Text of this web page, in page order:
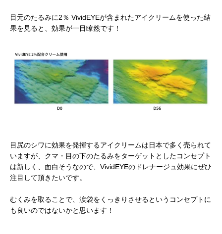
目元のたるみに2％ VividEYEが含まれたアイクリームを使った結
果を見ると、効果が一目瞭然です！
目尻のシワに効果を発揮するアイクリームは日本で多く売られて
いますが、クマ・目の下のたるみをターゲットとしたコンセプト
は新しく、面白そうなので、VividEYEのドレナージュ効果にぜひ
注目して頂きたいです。
むくみを取ることで、涙袋をくっきりさせるというコンセプトに
も良いのではないかと思います！